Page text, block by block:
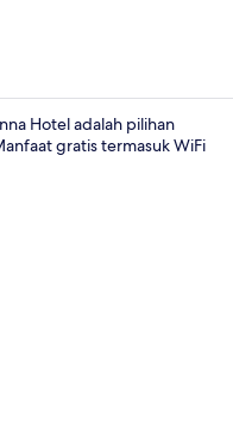
patio
Hotel adalah pilihan
gratis termasuk WiFi